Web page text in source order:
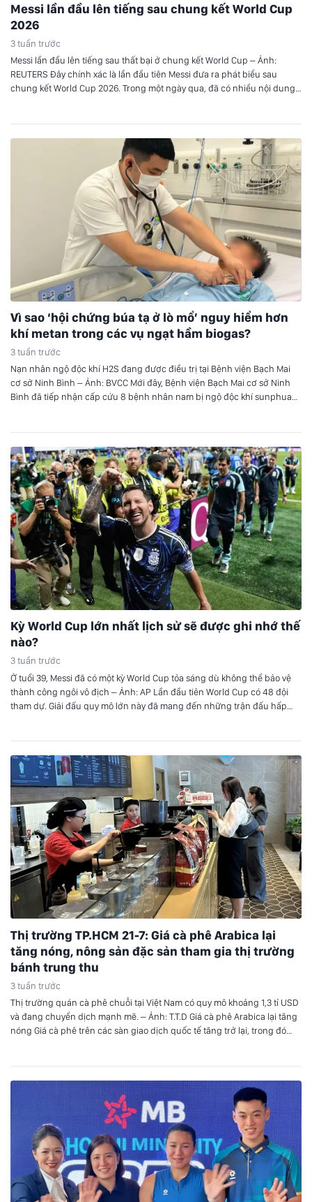
Messi lần đầu lên tiếng sau chung kết World Cup
2026
3 tuần trước
Messi lần đầu lên tiếng sau thất bại ở chung kết World Cup – Ảnh:
REUTERS Đây chính xác là lần đầu tiên Messi đưa ra phát biểu sau
chung kết World Cup 2026. Trong một ngày qua, đã có nhiều nội dung
Vì sao ‘hội chứng búa tạ ở lò mổ’ nguy hiểm hơn
khí metan trong các vụ ngạt hầm biogas?
3 tuần trước
Nạn nhân ngộ độc khí H2S đang được điều trị tại Bệnh viện Bạch Mai
cơ sở Ninh Bình – Ảnh: BVCC Mới đây, Bệnh viện Bạch Mai cơ sở Ninh
Bình đã tiếp nhận cấp cứu 8 bệnh nhân nam bị ngộ độc khí sunphua
Kỳ World Cup lớn nhất lịch sử sẽ được ghi nhớ thế
nào?
3 tuần trước
Ở tuổi 39, Messi đã có một kỳ World Cup tỏa sáng dù không thể bảo vệ
thành công ngôi vô địch – Ảnh: AP Lần đầu tiên World Cup có 48 đội
tham dự. Giải đấu quy mô lớn này đã mang đến những trận đấu hấp
Thị trường TP.HCM 21-7: Giá cà phê Arabica lại
tăng nóng, nông sản đặc sản tham gia thị trường
bánh trung thu
3 tuần trước
Thị trường quán cà phê chuỗi tại Việt Nam có quy mô khoảng 1,3 tỉ USD
và đang chuyển dịch mạnh mẽ. – Ảnh: T.T.D Giá cà phê Arabica lại tăng
nóng Giá cà phê trên các sàn giao dịch quốc tế tăng trở lại, trong đó